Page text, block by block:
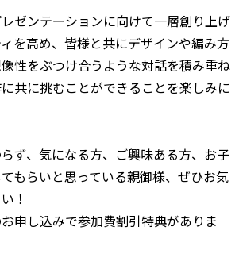
ゼンテーションに向けて一層創り上げ
を高め、皆様と共にデザインや編み方
性をぶつけ合うような対話を積み重ね
共に挑むことができることを楽しみに
ず、気になる方、ご興味ある方、お子
もらいと思っている親御様、ぜひお気
！
お申し込みで参加費割引特典がありま